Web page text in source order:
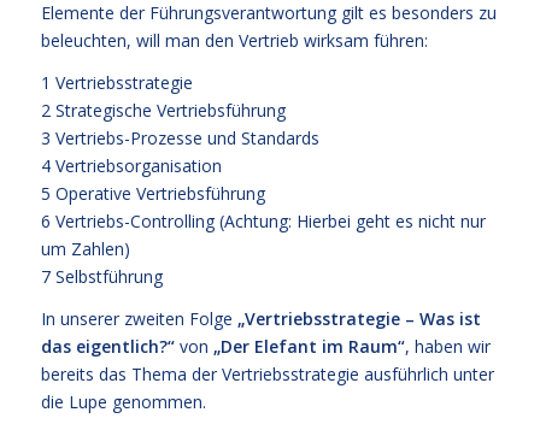
Elemente der Führungsverantwortung gilt es besonders zu
beleuchten, will man den Vertrieb wirksam führen:
1 Vertriebsstrategie
2 Strategische Vertriebsführung
3 Vertriebs-Prozesse und Standards
4 Vertriebsorganisation
5 Operative Vertriebsführung
6 Vertriebs-Controlling (Achtung: Hierbei geht es nicht nur
um Zahlen)
7 Selbstführung
In unserer zweiten Folge „Vertriebsstrategie – Was ist
das eigentlich?“ von „Der Elefant im Raum“, haben wir
bereits das Thema der Vertriebsstrategie ausführlich unter
die Lupe genommen.